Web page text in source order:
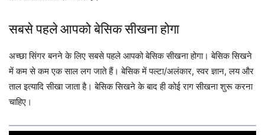
सबसे पहले आपको बेसिक सीखना होगा
अच्छा सिंगर बनने के लिए सबसे पहले आपको बेसिक सीखना होगा। बेसिक सिखने
में कम से कम एक साल लग जाते हैं। बेसिक में पल्टा/अलंकार, स्वर ज्ञान, लय और
ताल इत्यादि सीखा जाता है। बेसिक सिखने के बाद ही कोई राग सीखना शुरू करना
चाहिए।